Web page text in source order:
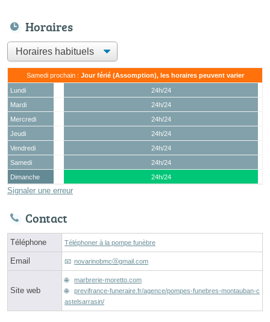
Horaires
Samedi prochain : Jour férié (Assomption), les horaires peuvent varier
Lundi
24h/24
Mardi
24h/24
Mercredi
24h/24
Jeudi
24h/24
Vendredi
24h/24
Samedi
24h/24
Dimanche
24h/24
Signaler une erreur
Contact
Téléphone Téléphoner à la pompe funèbre
Email novarinobmcⓐgmail.com
Site web
marbrerie-moretto.com
previfrance-funeraire.fr/agence/pompes-funebres-montauban-c
astelsarrasin/